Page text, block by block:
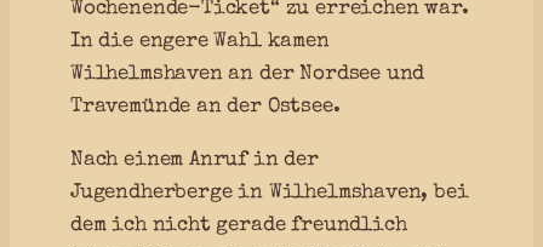
Wochenende-Ticket“ zu erreichen war.
In die engere Wahl kamen
Wilhelmshaven an der Nordsee und
Travemünde an der Ostsee.
Nach einem Anruf in der
Jugendherberge in Wilhelmshaven, bei
dem ich nicht gerade freundlich